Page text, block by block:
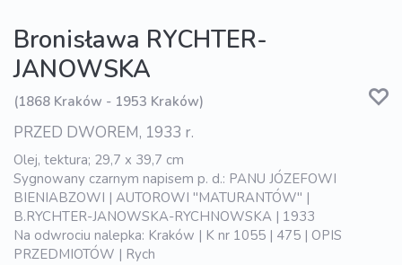
Bronisława RYCHTER-
JANOWSKA
(1868 Kraków - 1953 Kraków)
PRZED DWOREM, 1933 r.
Olej, tektura; 29,7 x 39,7 cm
Sygnowany czarnym napisem p. d.: PANU JÓZEFOWI
BIENIABZOWI | AUTOROWI "MATURANTÓW" |
B.RYCHTER-JANOWSKA-RYCHNOWSKA | 1933
Na odwrociu nalepka: Kraków | K nr 1055 | 475 | OPIS
PRZEDMIOTÓW | Rych